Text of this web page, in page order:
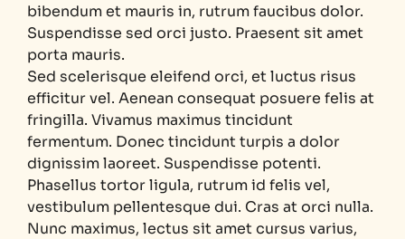
bibendum et mauris in, rutrum faucibus dolor.
Suspendisse sed orci justo. Praesent sit amet
porta mauris.
Sed scelerisque eleifend orci, et luctus risus
efficitur vel. Aenean consequat posuere felis at
fringilla. Vivamus maximus tincidunt
fermentum. Donec tincidunt turpis a dolor
dignissim laoreet. Suspendisse potenti.
Phasellus tortor ligula, rutrum id felis vel,
vestibulum pellentesque dui. Cras at orci nulla.
Nunc maximus, lectus sit amet cursus varius,